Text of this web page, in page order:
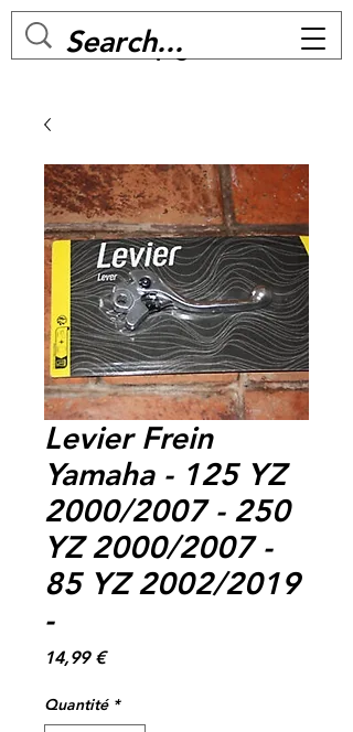
MC BIKE Perpignan
Levier Frein
Yamaha - 125 YZ
2000/2007 - 250
YZ 2000/2007 -
85 YZ 2002/2019
-
14,99 €Prix
Quantité *